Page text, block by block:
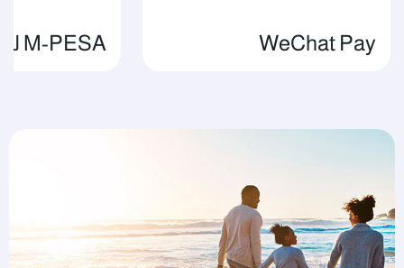
WeChat Pay M-PESA للخدمات المالية